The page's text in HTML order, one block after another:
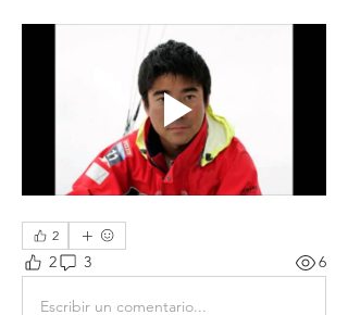
2
2 3 6
Escribir un comentario...